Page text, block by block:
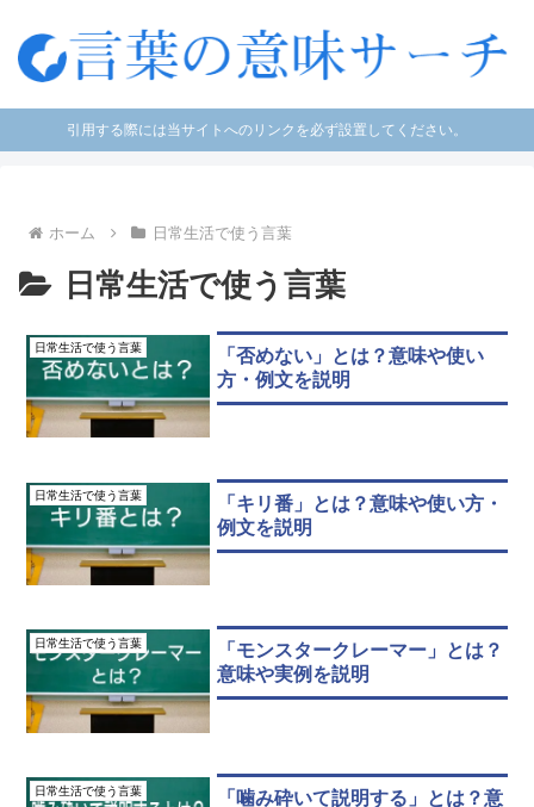
引用する際には当サイトへのリンクを必ず設置してください。
ホーム 日常生活で使う言葉
日常生活で使う言葉
日常生活で使う言葉
「否めない」とは？意味や使い
方・例文を説明
日常生活で使う言葉
「キリ番」とは？意味や使い方・
例文を説明
日常生活で使う言葉
「モンスタークレーマー」とは？
意味や実例を説明
日常生活で使う言葉
「噛み砕いて説明する」とは？意